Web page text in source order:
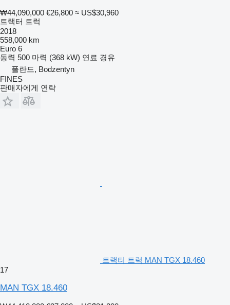
₩44,090,000 €26,800 ≈ US$30,960
트랙터 트럭
2018
558,000 km
Euro 6
동력 500 마력 (368 kW) 연료 경유
폴란드, Bodzentyn
FINES
판매자에게 연락
트랙터 트럭 MAN TGX 18.460
17
MAN TGX 18.460